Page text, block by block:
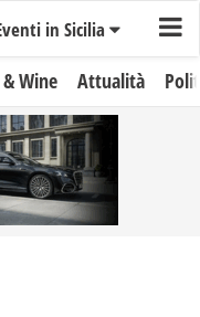
in Sicilia
Wine Attualità